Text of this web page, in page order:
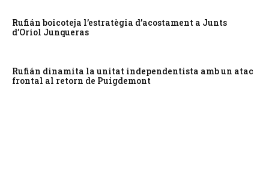
Rufián boicoteja l’estratègia d’acostament a Junts
d’Oriol Junqueras
Rufián dinamita la unitat independentista amb un atac
frontal al retorn de Puigdemont